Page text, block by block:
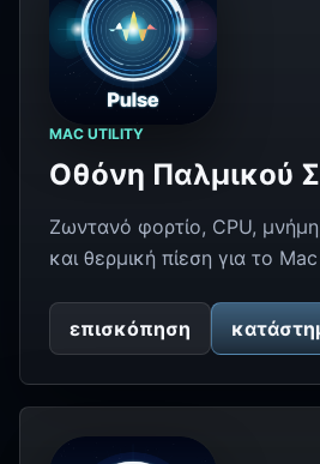
MAC UTILITY
Οθόνη Παλμικού
Ζωντανό φορτίο, CPU,
και θερμική πίεση για το
επισκόπηση